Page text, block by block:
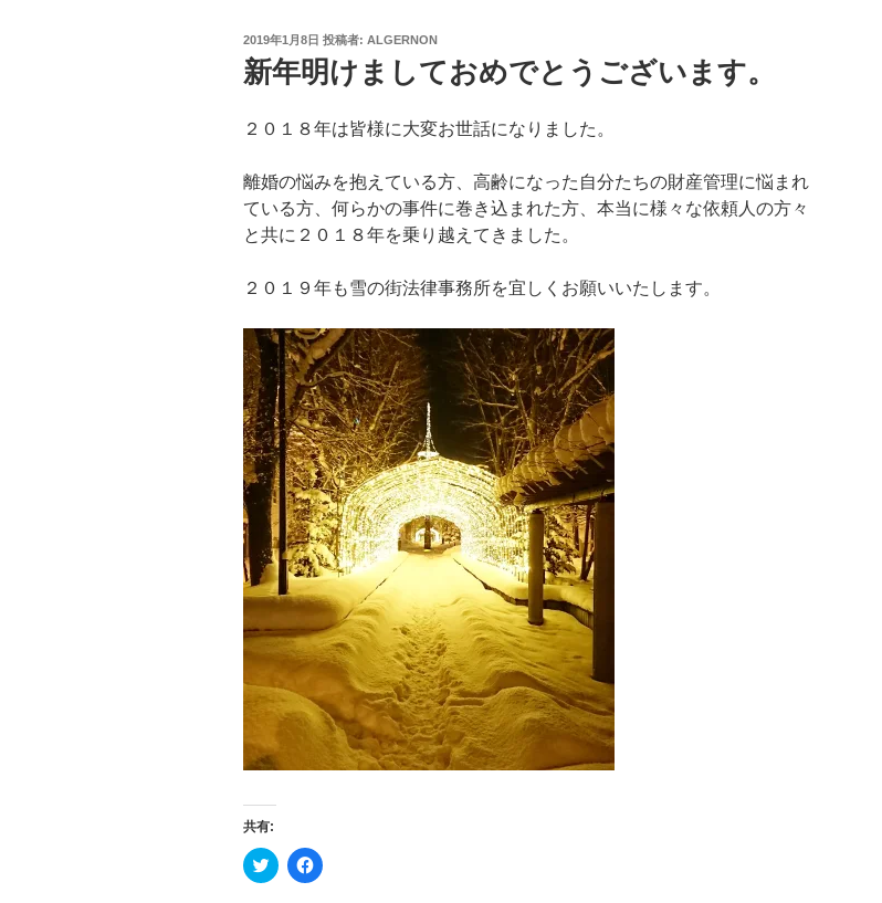
投
稿
日:
2019年1月8日 投稿者: ALGERNON
新年明けましておめでとうございます。
２０１８年は皆様に大変お世話になりました。
離婚の悩みを抱えている方、高齢になった自分たちの財産管理に悩まれ
ている方、何らかの事件に巻き込まれた方、本当に様々な依頼人の方々
と共に２０１８年を乗り越えてきました。
２０１９年も雪の街法律事務所を宜しくお願いいたします。
共有:
ク
リ
F
a